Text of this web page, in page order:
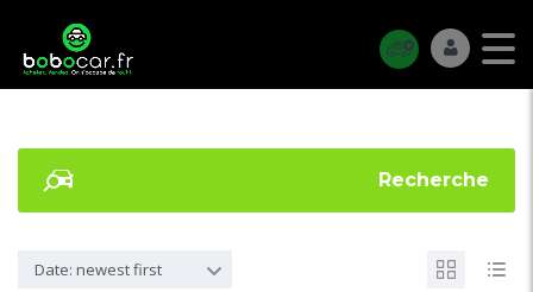
Recherche
Date: newest first